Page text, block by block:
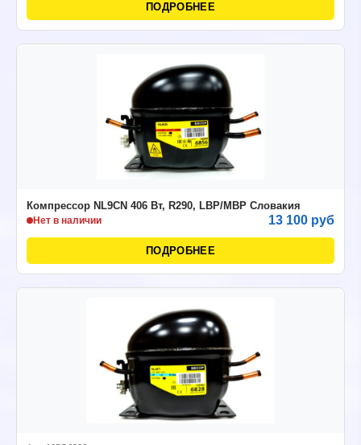
ПОДРОБНЕЕ
Компрессор NL9CN 406 Вт, R290, LBP/MBP Словакия
Нет в наличии 13 100 руб
ПОДРОБНЕЕ